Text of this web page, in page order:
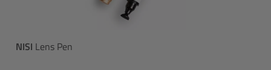
NISI Lens Pen